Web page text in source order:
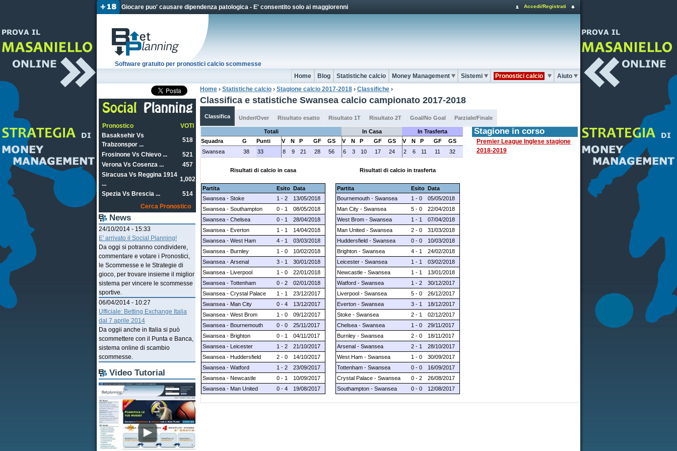
Jump to Navigation
Giocare puo' causare dipendenza patologica - E' consentito solo ai maggiorenni
Software gratuito per pronostici calcio scommesse
Accedi/Registrati
Home Blog Statistiche calcio Money Management Sistemi Pronostici calcio Aiuto
Tu sei qui
Home › Statistiche calcio › Stagione calcio 2017-2018 › Classifiche ›
Classifica e statistiche Swansea calcio campionato 2017-2018
Classifica Under/Over Risultato esatto Risultato 1T Risultato 2T Goal/No Goal Parziale/Finale
Totali In Casa
In Trasferta
Squadra
G Punti V N P GF GS V N P GF GS V N P GF
GS
Swansea
38 33 8 9 21 28 56 6 3 10 17 24 2 6 11 11 32
Risultati di calcio in casa
Partita Esito Data
Swansea - Stoke
1 - 2
13/05/2018
Swansea - Southampton
0 - 1
08/05/2018
Swansea - Chelsea
0 - 1
28/04/2018
Swansea - Everton
1 - 1
14/04/2018
Swansea - West Ham
4 - 1
03/03/2018
Swansea - Burnley
1 - 0
10/02/2018
Swansea - Arsenal
3 - 1
30/01/2018
Swansea - Liverpool
1 - 0
22/01/2018
Swansea - Tottenham
0 - 2
02/01/2018
Swansea - Crystal Palace
1 - 1
23/12/2017
Swansea - Man City
0 - 4
13/12/2017
Swansea - West Brom
1 - 0
09/12/2017
Swansea - Bournemouth
0 - 0
25/11/2017
Swansea - Brighton
0 - 1
04/11/2017
Swansea - Leicester
1 - 2
21/10/2017
Swansea - Huddersfield
2 - 0
14/10/2017
Swansea - Watford
1 - 2
23/09/2017
Swansea - Newcastle
0 - 1
10/09/2017
Swansea - Man United
0 - 4 19/08/2017
Risultati di calcio in trasferta
Partita Esito Data
Bournemouth - Swansea
1 - 0
05/05/2018
Man City - Swansea
5 - 0
22/04/2018
West Brom - Swansea
1 - 1
07/04/2018
Man United - Swansea
2 - 0
31/03/2018
Huddersfield - Swansea
0 - 0
10/03/2018
Brighton - Swansea
4 - 1
24/02/2018
Leicester - Swansea
1 - 1
03/02/2018
Newcastle - Swansea
1 - 1
13/01/2018
Watford - Swansea
1 - 2
30/12/2017
Liverpool - Swansea
5 - 0
26/12/2017
Everton - Swansea
3 - 1
18/12/2017
Stoke - Swansea
2 - 1
02/12/2017
Chelsea - Swansea
1 - 0
29/11/2017
Burnley - Swansea
2 - 0
18/11/2017
Arsenal - Swansea
2 - 1
28/10/2017
West Ham - Swansea
1 - 0
30/09/2017
Tottenham - Swansea
0 - 0
16/09/2017
Crystal Palace - Swansea
0 - 2
26/08/2017
Southampton - Swansea
0 - 0 12/08/2017
Stagione in corso
Premier League Inglese stagione
2018-2019
Pronostico
VOTI
Basaksehir Vs
Trabzonspor ...
518
Frosinone Vs Chievo ...
521
Verona Vs Cosenza ...
457
Siracusa Vs Reggina 1914
...
1,002
Spezia Vs Brescia ...
514
Cerca Pronostico
News
24/10/2014 - 15:33
E' arrivato il Social Planning!
Da oggi si potranno condividere,
commentare e votare i Pronostici,
le Scommesse e le Strategie di
gioco, per trovare insieme il miglior
sistema per vincere le scommesse
sportive.
06/04/2014 - 10:27
Ufficiale: Betting Exchange Italia
dal 7 aprile 2014
Da oggii anche in Italia si può
scommettere con il Punta e Banca,
sistema online di scambio
scommesse.
Video Tutorial